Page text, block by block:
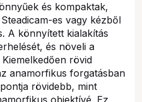
és kompaktak,
es vagy kézből
A könnyített kialakítás
és növeli a
rövid
anamorfikus forgatásban
rövidebb, mint
objektívé. Ez